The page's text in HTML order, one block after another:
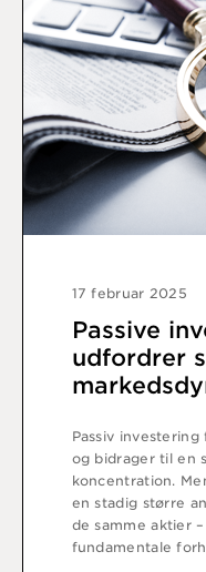
17 februar 2025
Passive
udfordrer
Passiv
og bidrager til en
koncentration.
en stadig større
de samme aktier
fundamentale